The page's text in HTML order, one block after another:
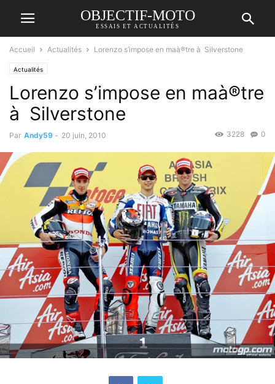
OBJECTIF-MOTO
ESSAIS ET ACTUALITÉS
Accueil Actualités Lorenzo s’impose en maà®tre à Silverstone
Actualités
Lorenzo s’impose en maà®tre
à Silverstone
Par Andy59 - 20 juin, 2010 0
3228